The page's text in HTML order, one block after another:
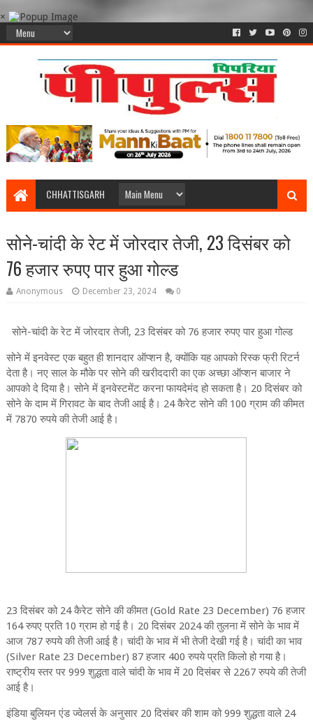
×
CHHATTISGARH
सोने-चांदी के रेट में जोरदार तेजी, 23 दिसंबर को
76 हजार रुपए पार हुआ गोल्ड
Anonymous December 23, 2024 0
सोने-चांदी के रेट में जोरदार तेजी, 23 दिसंबर को 76 हजार रुपए पार हुआ गोल्ड
सोने में इनवेस्ट एक बहुत ही शानदार ऑप्शन है, क्योंकि यह आपको रिस्क फ्री रिटर्न
देता है। नए साल के मौके पर सोने की खरीददारी का एक अच्छा ऑप्शन बाजार ने
आपको दे दिया है। सोने में इनवेस्टमेंट करना फायदेमंद हो सकता है। 20 दिसंबर को
सोने के दाम में गिरावट के बाद तेजी आई है। 24 कैरेट सोने की 100 ग्राम की कीमत
में 7870 रुपये की तेजी आई है।
23 दिसंबर को 24 कैरेट सोने की कीमत (Gold Rate 23 December) 76 हजार
164 रुपए प्रति 10 ग्राम हो गई है। 20 दिसंबर 2024 की तुलना में सोने के भाव में
आज 787 रुपये की तेजी आई है। चांदी के भाव में भी तेजी देखी गई है। चांदी का भाव
(Silver Rate 23 December) 87 हजार 400 रुपये प्रति किलो हो गया है।
राष्ट्रीय स्तर पर 999 शुद्धता वाले चांदी के भाव में 20 दिसंबर से 2267 रुपये की तेजी
आई है।
इंडिया बुलियन एंड ज्वेलर्स के अनुसार 20 दिसंबर की शाम को 999 शुद्धता वाले 24